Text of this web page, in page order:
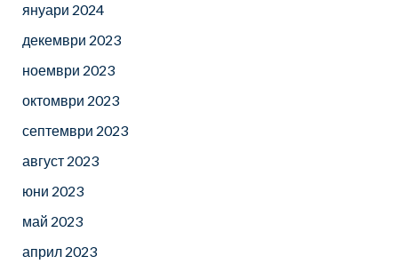
януари 2024
декември 2023
ноември 2023
октомври 2023
септември 2023
август 2023
юни 2023
май 2023
април 2023